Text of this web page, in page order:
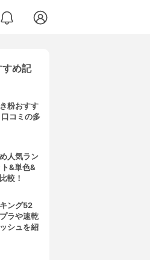
すめ記
粉おすす
コミの多
人気ラン
&単色&
較！
ング52
ラや速乾
シュを紹